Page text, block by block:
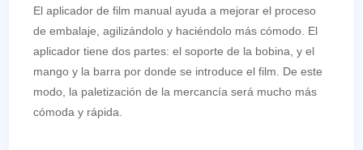
El aplicador de film manual ayuda a mejorar el proceso
de embalaje, agilizándolo y haciéndolo más cómodo. El
aplicador tiene dos partes: el soporte de la bobina, y el
mango y la barra por donde se introduce el film. De este
modo, la paletización de la mercancía será mucho más
cómoda y rápida.